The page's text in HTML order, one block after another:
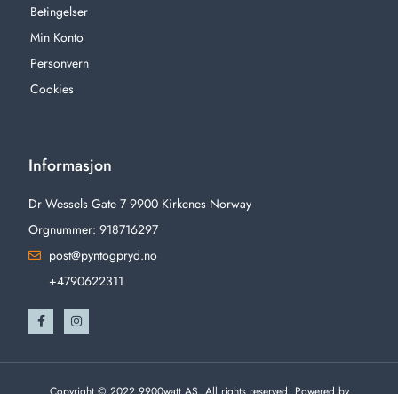
Betingelser
Min Konto
Personvern
Cookies
Informasjon
Dr Wessels Gate 7 9900 Kirkenes Norway
Orgnummer: 918716297
post@pyntogpryd.no
+4790622311